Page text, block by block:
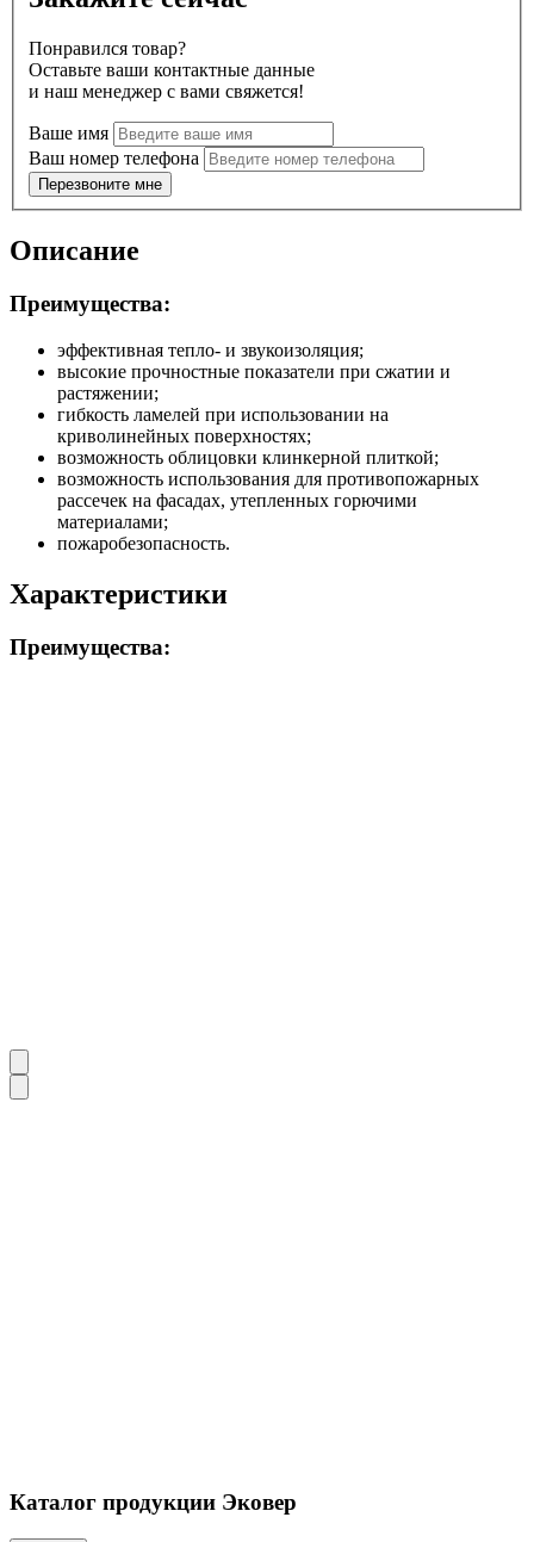
Понравился товар?
Оставьте ваши контактные данные
и наш менеджер с вами свяжется!
Ваше имя
Ваш номер телефона
Перезвоните мне
Описание
Преимущества:
эффективная тепло- и звукоизоляция;
высокие прочностные показатели при сжатии и
растяжении;
гибкость ламелей при использовании на
криволинейных поверхностях;
возможность облицовки клинкерной плиткой;
возможность использования для противопожарных
рассечек на фасадах, утепленных горючими
материалами;
пожаробезопасность.
Характеристики
Преимущества:
Каталог продукции Эковер